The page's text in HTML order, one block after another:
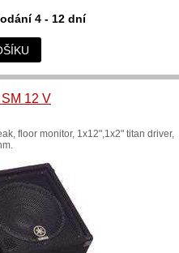
4 - 12 dní
12 V
floor monitor, 1x12",1x2" titan driver,